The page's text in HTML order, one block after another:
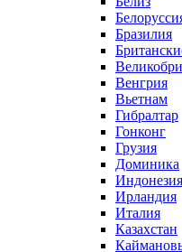
Бразилия
Венгрия
Вьетнам
Гибралтар
Гонконг
Грузия
Доминика
Индонезия
Ирландия
Италия
Казахстан